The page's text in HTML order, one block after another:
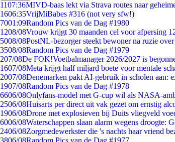
1107:36MIVD-baas lekt via Strava routes naar
1606:35VrijMiBabes #316 (not very sfw!)
7001:09Random Pics van de Dag #1980
1208/08Vrouw krijgt 30 maanden cel voor afpersing
5008/08PostNL-bezorger steekt bewoner na ruzie
3508/08Random Pics van de Dag #1979
207/08De FOK!Voetbalmanager 2026/2027 is
1607/08Meta krijgt half miljard boete voor mentale
2007/08Denemarken pakt AI-gebruik in scholen aan:
1907/08Random Pics van de Dag #1978
6606/08Onlyfans-model met G-cup wil als NASA-
2506/08Huisarts per direct uit vak gezet om ernstig
1906/08Drone met explosieven bij Duits vliegveld
6006/08Waterschappen slaan alarm wegens droogte:
2406/08Zorgmedewerkster die 's nachts haar vriend
3806/08Random Pics van de Dag #1977